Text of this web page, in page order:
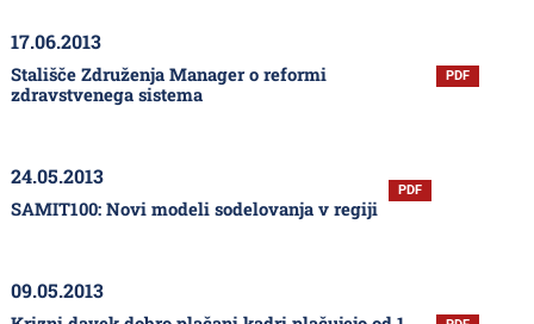
17.06.2013
Stališče Združenja Manager o reformi
zdravstvenega sistema
PDF
24.05.2013
SAMIT100: Novi modeli sodelovanja v regiji
PDF
09.05.2013